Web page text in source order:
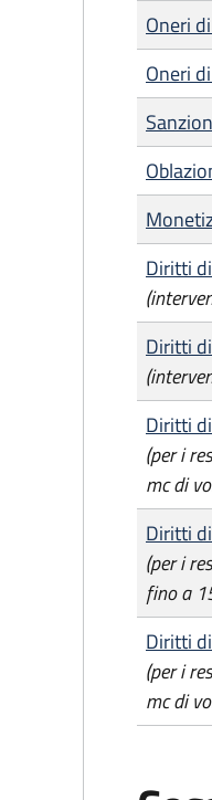
Oneri
Oneri
Diritti
Diritti
Diritti
(per i
mc di
Diritti
(per i
fino a
Diritti
(per i
mc di